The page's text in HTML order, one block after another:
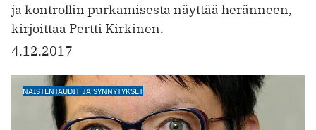
ja kontrollin purkamisesta näyttää heränneen,
kirjoittaa Pertti Kirkinen.
4.12.2017
NAISTENTAUDIT JA SYNNYTYKSET